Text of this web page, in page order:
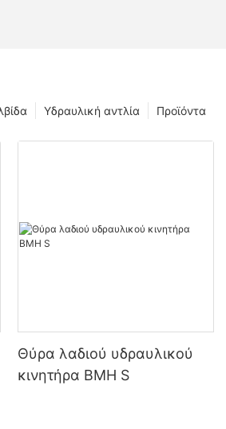
Προϊόντα
Υδραυλική αντλία
Θύρα λαδιού υδραυλικού
κινητήρα BMH S